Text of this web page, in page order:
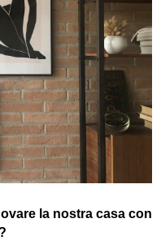
la nostra casa con